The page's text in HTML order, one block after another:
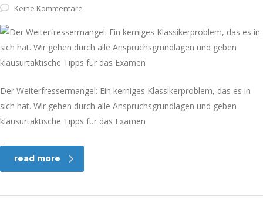
Keine Kommentare
Der Weiterfressermangel: Ein kerniges Klassikerproblem, das es in
sich hat. Wir gehen durch alle Anspruchsgrundlagen und geben
klausurtaktische Tipps für das Examen
read more